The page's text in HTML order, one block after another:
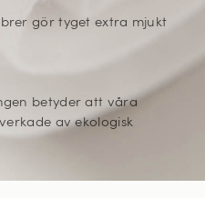
gör tyget extra mjukt
betyder att våra
av ekologisk